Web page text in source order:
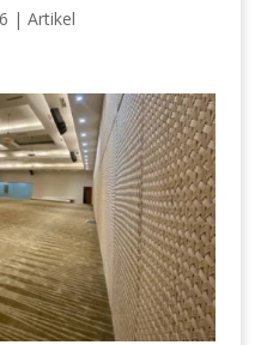
| Artikel